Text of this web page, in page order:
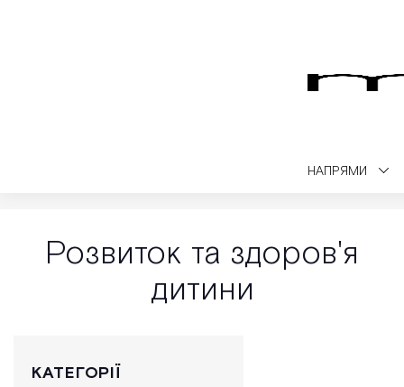
НАПРЯМИ
Розвиток та здоров'я
дитини
КАТЕГОРІЇ